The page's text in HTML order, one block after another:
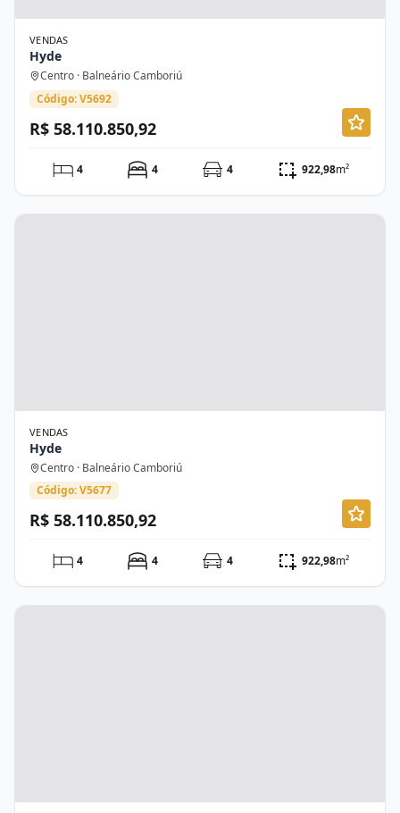
VENDAS
Hyde
Centro · Balneário Camboriú
Código: V5692
R$ 58.110.850,92
4 4 4 922,98m²
VENDAS
Hyde
Centro · Balneário Camboriú
Código: V5677
R$ 58.110.850,92
4 4 4 922,98m²